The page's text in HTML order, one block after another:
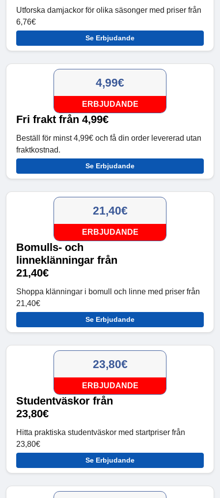
Utforska damjackor för olika säsonger med priser från
6,76€
Se Erbjudande
4,99€
ERBJUDANDE
Fri frakt från 4,99€
Beställ för minst 4,99€ och få din order levererad utan
fraktkostnad.
Se Erbjudande
21,40€
ERBJUDANDE
Bomulls- och
linneklänningar från
21,40€
Shoppa klänningar i bomull och linne med priser från
21,40€
Se Erbjudande
23,80€
ERBJUDANDE
Studentväskor från
23,80€
Hitta praktiska studentväskor med startpriser från
23,80€
Se Erbjudande